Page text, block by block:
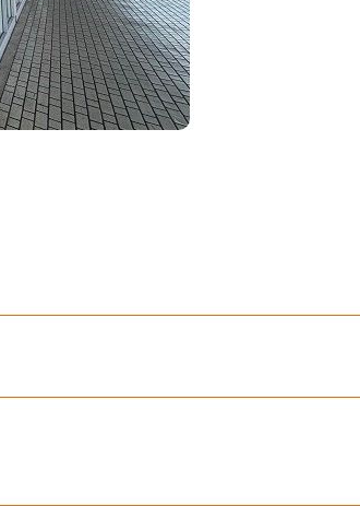
利用いた
ード会社と